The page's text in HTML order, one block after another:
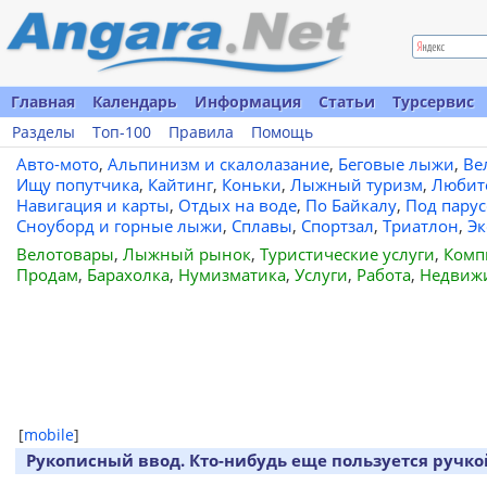
Главная Календарь Информация Статьи
Турсервис
Разделы
Топ-100 Правила Помощь
Авто-мото, Альпинизм и скалолазание, Беговые лыжи,
Ищу попутчика, Кайтинг, Коньки, Лыжный туризм,
Навигация и карты, Отдых на воде, По Байкалу, Под
Сноуборд и горные лыжи, Сплавы, Спортзал, Триатлон,
Велотовары, Лыжный рынок, Туристические услуги,
Продам, Барахолка, Нумизматика, Услуги, Работа,
[mobile]
Рукописный ввод. Кто-нибудь еще пользуется